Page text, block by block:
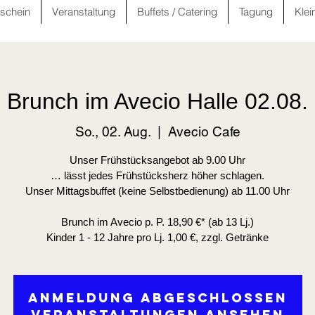
Veranstaltung Buffets / Catering Tagung
Brunch im Avecio Halle 02.08.
So., 02. Aug.
  |
Avecio Cafe
Unser Frühstücksangebot ab 9.00 Uhr
… lässt jedes Frühstücksherz höher schlagen.
Unser Mittagsbuffet (keine Selbstbedienung) ab 11.00 Uhr
Brunch im Avecio p. P. 18,90 €* (ab 13 Lj.)
Kinder 1 - 12 Jahre pro Lj. 1,00 €, zzgl. Getränke
Anmeldung abgeschlossen